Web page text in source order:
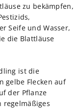
zu bekämpfen,
Seife und Wasser,
die Blattläuse
ist die
gelbe Flecken auf
der Pflanze
regelmäßiges